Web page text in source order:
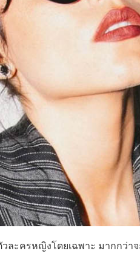
ละครหญิงโดยเฉพาะ มากกว่า